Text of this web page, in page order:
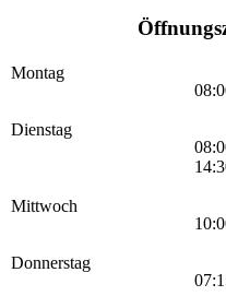
Montag
Dienstag
Mittwoch
Donnerstag